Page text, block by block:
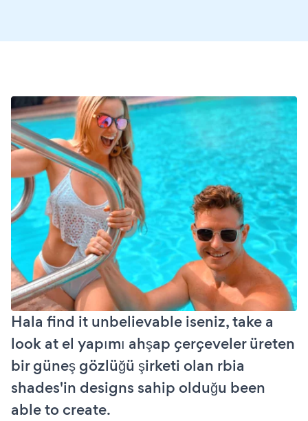
Hala find it unbelievable iseniz, take a
look at el yapımı ahşap çerçeveler üreten
bir güneş gözlüğü şirketi olan rbia
shades'in designs sahip olduğu been
able to create.